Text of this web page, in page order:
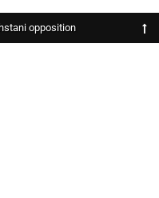
opposition